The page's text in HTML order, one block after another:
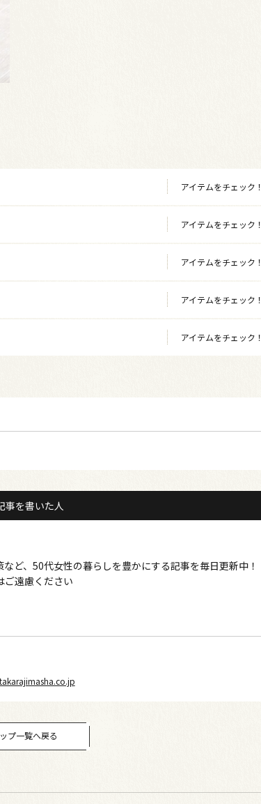
アイテムをチェック！
アイテムをチェック！
アイテムをチェック！
アイテムをチェック！
アイテムをチェック！
事を書いた人
ど、50代女性の暮らしを豊かにする記事を毎日更新中！
遠慮ください
プ一覧へ戻る